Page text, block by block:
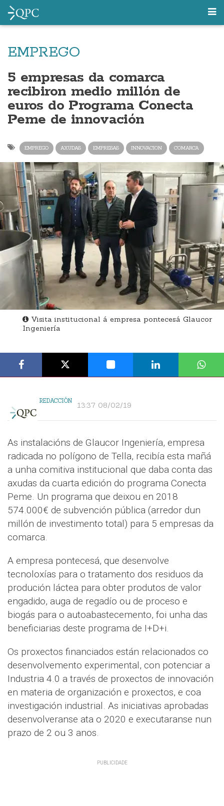
EMPREGO
5 empresas da comarca
recibiron medio millón de
euros do Programa Conecta
Peme de innovación
EMPREGO AXUDAS EMPRESAS INNOVACION COMARCA
Visita institucional á empresa pontecesá Glaucor
Ingeniería
REDACCIÓN 13:37 08/02/19
As instalacións de Glaucor Ingeniería, empresa
radicada no polígono de Tella, recibía esta mañá
a unha comitiva institucional que daba conta das
axudas da cuarta edición do programa Conecta
Peme. Un programa que deixou en 2018
574.000€ de subvención pública (arredor dun
millón de investimento total) para 5 empresas da
comarca.
A empresa pontecesá, que desenvolve
tecnoloxías para o tratamento dos residuos da
produción láctea para obter produtos de valor
engadido, auga de regadío ou de proceso e
biogás para o autoabastecemento, foi unha das
beneficiarias deste programa de I+D+i.
Os proxectos financiados están relacionados co
desenvolvemento experimental, con potenciar a
Industria 4.0 a través de proxectos de innovación
en materia de organización e proxectos, e coa
investigación industrial. As iniciativas aprobadas
desenvolveranse ata o 2020 e executaranse nun
prazo de 2 ou 3 anos.